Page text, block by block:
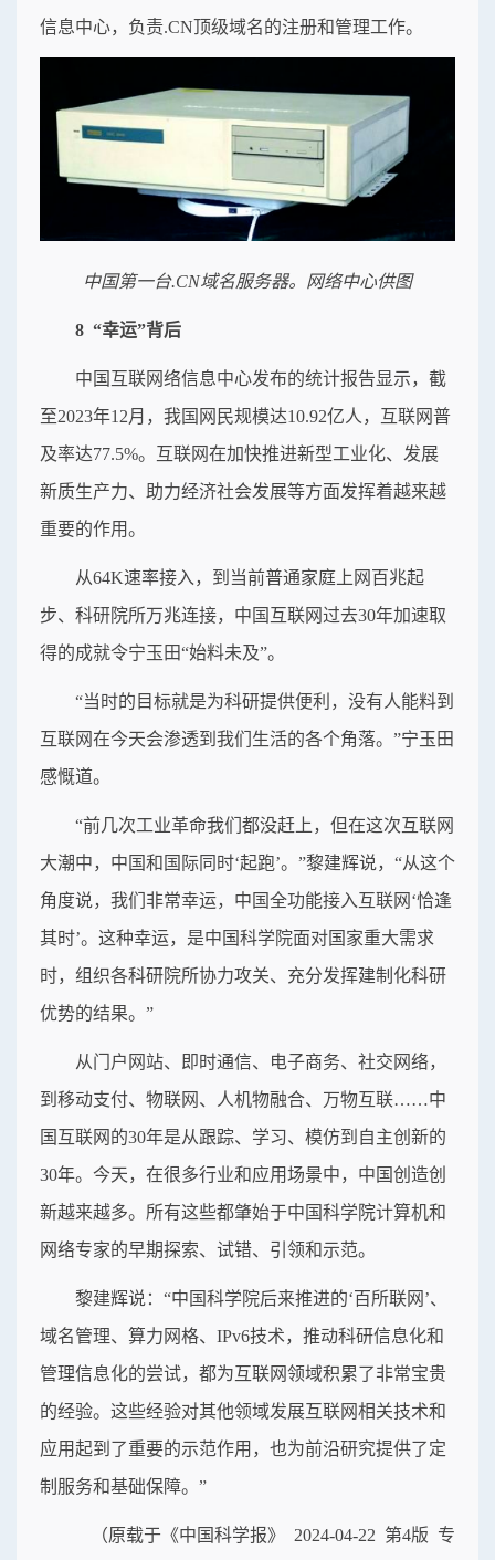
信息中心，负责.CN顶级域名的注册和管理工作。
中国第一台.CN域名服务器。网络中心供图
8 “幸运”背后
中国互联网络信息中心发布的统计报告显示，截
至2023年12月，我国网民规模达10.92亿人，互联网普
及率达77.5%。互联网在加快推进新型工业化、发展
新质生产力、助力经济社会发展等方面发挥着越来越
重要的作用。
从64K速率接入，到当前普通家庭上网百兆起
步、科研院所万兆连接，中国互联网过去30年加速取
得的成就令宁玉田“始料未及”。
“当时的目标就是为科研提供便利，没有人能料到
互联网在今天会渗透到我们生活的各个角落。”宁玉田
感慨道。
“前几次工业革命我们都没赶上，但在这次互联网
大潮中，中国和国际同时‘起跑’。”黎建辉说，“从这个
角度说，我们非常幸运，中国全功能接入互联网‘恰逢
其时’。这种幸运，是中国科学院面对国家重大需求
时，组织各科研院所协力攻关、充分发挥建制化科研
优势的结果。”
从门户网站、即时通信、电子商务、社交网络，
到移动支付、物联网、人机物融合、万物互联……中
国互联网的30年是从跟踪、学习、模仿到自主创新的
30年。今天，在很多行业和应用场景中，中国创造创
新越来越多。所有这些都肇始于中国科学院计算机和
网络专家的早期探索、试错、引领和示范。
黎建辉说：“中国科学院后来推进的‘百所联网’、
域名管理、算力网格、IPv6技术，推动科研信息化和
管理信息化的尝试，都为互联网领域积累了非常宝贵
的经验。这些经验对其他领域发展互联网相关技术和
应用起到了重要的示范作用，也为前沿研究提供了定
制服务和基础保障。”
（原载于《中国科学报》 2024-04-22 第4版 专